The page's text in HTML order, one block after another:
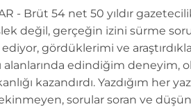
- Brüt 54 net 50 yıldır
değil, gerçeğin izini sürme
gördüklerimi ve
alanlarında edindiğim deneyim,
kazandırdı. Yazdığım her
sorular soran ve